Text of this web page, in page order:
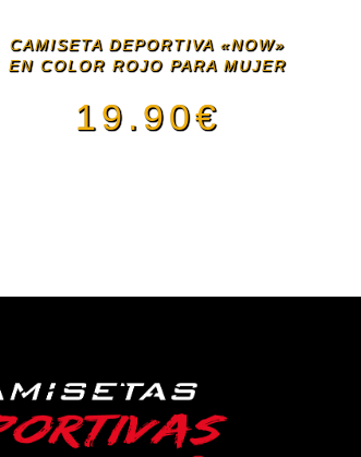
CAMISETA DEPORTIVA «NOW»
EN COLOR ROJO PARA MUJER
19.90€
tiene
variantes.